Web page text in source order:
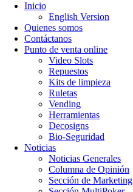
Inicio
English Version
Quienes somos
Contáctanos
Punto de venta online
Video Slots
Repuestos
Kits de limpieza
Ruletas
Vending
Herramientas
Decosigns
Bio-Seguridad
Noticias
Noticias Generales
Columna de Opinión
Sección de Marketing